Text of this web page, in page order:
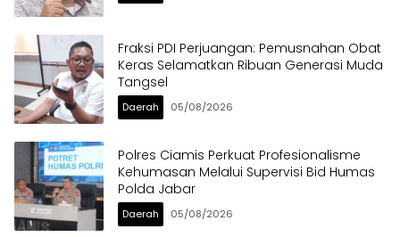
Fraksi PDI Perjuangan: Pemusnahan Obat
Keras Selamatkan Ribuan Generasi Muda
Tangsel
Daerah 05/08/2026
Polres Ciamis Perkuat Profesionalisme
Kehumasan Melalui Supervisi Bid Humas
Polda Jabar
Daerah 05/08/2026